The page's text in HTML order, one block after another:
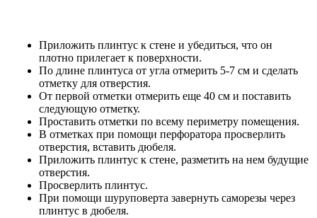
Приложить плинтус к стене и убедиться, что он
плотно прилегает к поверхности.
По длине плинтуса от угла отмерить 5-7 см и сделать
отметку для отверстия.
От первой отметки отмерить еще 40 см и поставить
следующую отметку.
Проставить отметки по всему периметру помещения.
В отметках при помощи перфоратора просверлить
отверстия, вставить дюбеля.
Приложить плинтус к стене, разметить на нем будущие
отверстия.
Просверлить плинтус.
При помощи шуруповерта завернуть саморезы через
плинтус в дюбеля.